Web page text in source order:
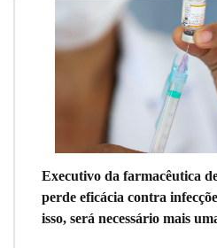
Executivo da farmacêutica
perde eficácia contra
isso, será necessário mais